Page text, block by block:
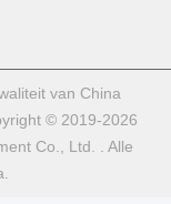
van China
© 2019-2026
Co., Ltd. . Alle